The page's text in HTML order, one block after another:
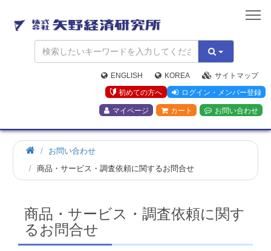
矢
野
経
済
研
究
所
ENGLISH KOREA
サイトマップ
初めての方へ
ログイン・メンバー登録
マイページ カート お問い合わせ
お問い合わせ
商品・サービス・調査依頼に関するお問合せ
商品・サービス・調査依頼に関す
るお問合せ